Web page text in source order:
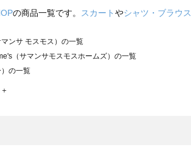
の商品一覧です。 スカートやシャツ・ブラウス
ンサ モスモス）の一覧
（サマンサモスモスホームズ）の一覧
の一覧
Mos2（ツハルバイサマンサモスモス）の一覧
（サマンサモスモス ラーゴム）の一覧